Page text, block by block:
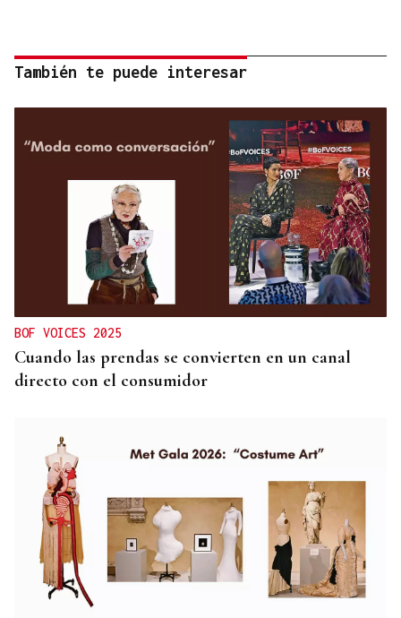
También te puede interesar
BOF VOICES 2025
Cuando las prendas se convierten en un canal
directo con el consumidor